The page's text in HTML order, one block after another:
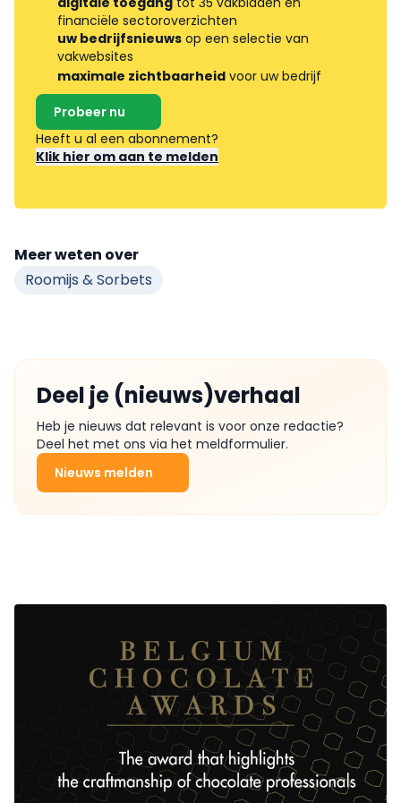
financiële sectoroverzichten
uw bedrijfsnieuws op een selectie van
vakwebsites
maximale zichtbaarheid voor uw bedrijf
Probeer nu
Heeft u al een abonnement?
Klik hier om aan te melden
Meer weten over
Roomijs & Sorbets
Deel je (nieuws)verhaal
Heb je nieuws dat relevant is voor onze redactie?
Deel het met ons via het meldformulier.
Nieuws melden